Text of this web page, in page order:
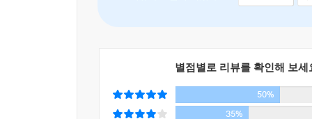
별점별로 리뷰를 확인해 보세